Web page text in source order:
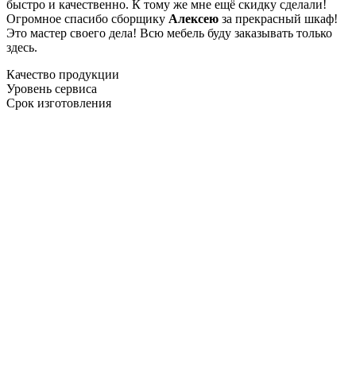
быстро и качественно. К тому же мне ещё скидку сделали!
Огромное спасибо сборщику Алексею за прекрасный шкаф!
Это мастер своего дела! Всю мебель буду заказывать только
здесь.
Качество продукции
Уровень сервиса
Срок изготовления